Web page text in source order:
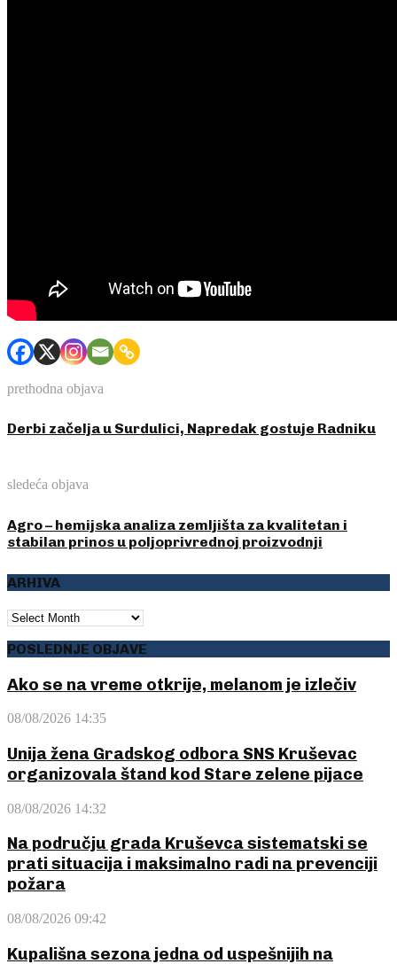
prethodna objava
Derbi začelja u Surdulici, Napredak gostuje Radniku
sledeća objava
Agro – hemijska analiza zemljišta za kvalitetan i
stabilan prinos u poljoprivrednoj proizvodnji
ARHIVA
ARHIVA
POSLEDNJE OBJAVE
Ako se na vreme otkrije, melanom je izlečiv
08/08/2026 14:35
Unija žena Gradskog odbora SNS Kruševac
organizovala štand kod Stare zelene pijace
08/08/2026 14:32
Na području grada Kruševca sistematski se
prati situacija i maksimalno radi na prevenciji
požara
08/08/2026 09:42
Kupališna sezona jedna od uspešnijih na